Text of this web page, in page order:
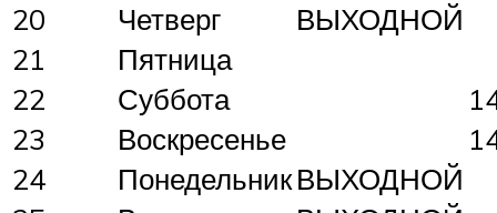
20
Четверг
ВЫХОДНОЙ
21
Пятница
22
Суббота
23
Воскресенье
24
ПонедельникВЫХОДНОЙ